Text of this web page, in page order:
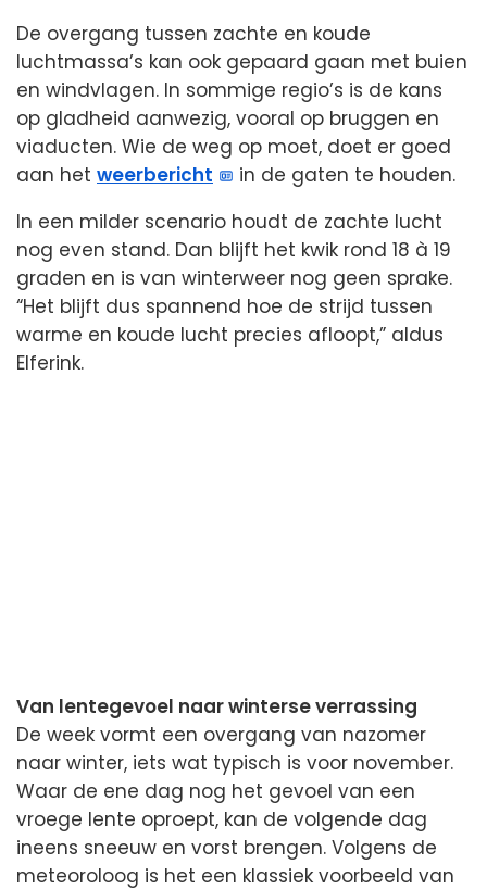
De overgang tussen zachte en koude
luchtmassa’s kan ook gepaard gaan met buien
en windvlagen. In sommige regio’s is de kans
op gladheid aanwezig, vooral op bruggen en
viaducten. Wie de weg op moet, doet er goed
aan het weerbericht
in de gaten te houden.
In een milder scenario houdt de zachte lucht
nog even stand. Dan blijft het kwik rond 18 à 19
graden en is van winterweer nog geen sprake.
“Het blijft dus spannend hoe de strijd tussen
warme en koude lucht precies afloopt,” aldus
Elferink.
Van lentegevoel naar winterse verrassing
De week vormt een overgang van nazomer
naar winter, iets wat typisch is voor november.
Waar de ene dag nog het gevoel van een
vroege lente oproept, kan de volgende dag
ineens sneeuw en vorst brengen. Volgens de
meteoroloog is het een klassiek voorbeeld van